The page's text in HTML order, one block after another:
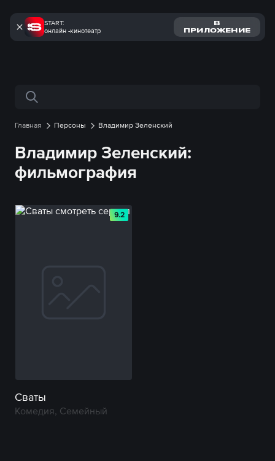
START:
онлайн -кинотеатр
В
ПРИЛОЖЕНИЕ
Поиск по сайту
Главная Персоны Владимир Зеленский
Владимир Зеленский:
фильмография
9.2
Сваты
Комедия, Семейный